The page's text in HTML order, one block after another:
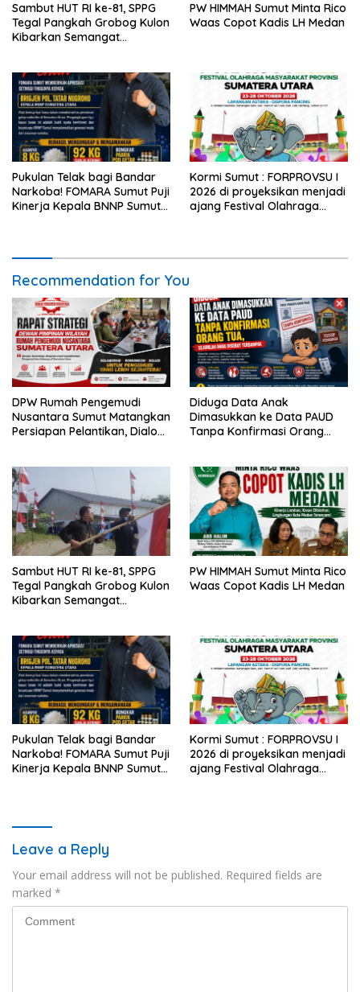
Sambut HUT RI ke-81, SPPG
Tegal Pangkah Grobog Kulon
Kibarkan Semangat
PW HIMMAH Sumut Minta Rico
Waas Copot Kadis LH Medan
Pukulan Telak bagi Bandar
Narkoba! FOMARA Sumut Puji
Kinerja Kepala BNNP Sumut
Kormi Sumut : FORPROVSU I
2026 di proyeksikan menjadi
ajang Festival Olahraga
Recommendation for You
DPW Rumah Pengemudi
Nusantara Sumut Matangkan
Persiapan Pelantikan, Dialog
Diduga Data Anak
Dimasukkan ke Data PAUD
Tanpa Konfirmasi Orang
Sambut HUT RI ke-81, SPPG
Tegal Pangkah Grobog Kulon
Kibarkan Semangat
PW HIMMAH Sumut Minta Rico
Waas Copot Kadis LH Medan
Pukulan Telak bagi Bandar
Narkoba! FOMARA Sumut Puji
Kinerja Kepala BNNP Sumut
Kormi Sumut : FORPROVSU I
2026 di proyeksikan menjadi
ajang Festival Olahraga
Leave a Reply
Your email address will not be published. Required fields are
marked *